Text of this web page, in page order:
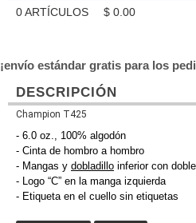
0ARTÍCULOS $ 0.00
¡envío estándar gratis para los
DESCRIPCIÓN
Champion T425
- 6.0 oz., 100% algodón
- Cinta de hombro a hombro
- Mangas y dobladillo inferior con
- Logo “C” en la manga izquierda
- Etiqueta en el cuello sin etiquetas